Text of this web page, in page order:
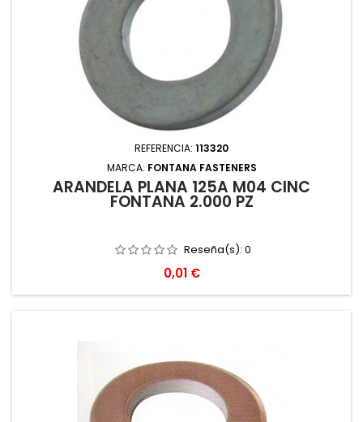
REFERENCIA: 113320
MARCA: FONTANA FASTENERS
ARANDELA PLANA 125A M04 CINC
FONTANA 2.000 PZ
Reseña(s): 0
Precio
0,01 €